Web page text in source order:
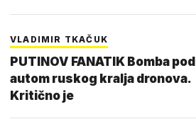
VLADIMIR TKAČUK
PUTINOV FANATIK Bomba pod
autom ruskog kralja dronova.
Kritično je